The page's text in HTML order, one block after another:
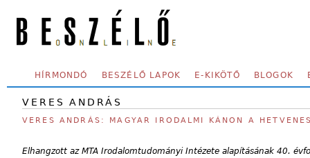
SECONDARY MENU
HÍRMONDÓ BESZÉLŐ LAPOK E-KIKÖTŐ BLOGOK
VERES ANDRÁS
VERES ANDRÁS: MAGYAR IRODALMI KÁNON A
Elhangzott az MTA Irodalomtudományi Intézete alapításának 40.